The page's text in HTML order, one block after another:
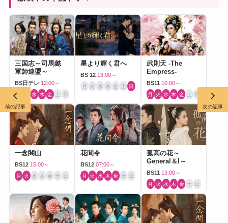
三国志～司馬懿
軍師連盟～
BS日テレ 12:00～
月 水 木 金 土 日
星より輝く君へ
BS 12 13:00～
月 火 水 木 金 土 日
武則天 -The
Empress-
BS11 10:00～
月 火 水 木 金 土 日
一念関山
BS12 15:00～
月 火 水 木 金 土 日
花間令
BS12 07:00～
月 火 水 木 金 土 日
孤高の花～
General＆I～
BS11 13:00～
月 火 水 木 金 土 日
前の記事 次の記事